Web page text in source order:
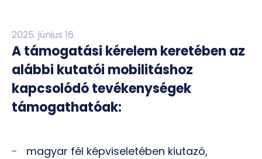
2025. június 16.
A támogatási kérelem keretében az
alábbi kutatói mobilitáshoz
kapcsolódó tevékenységek
támogathatóak:
magyar fél képviseletében kiutazó,